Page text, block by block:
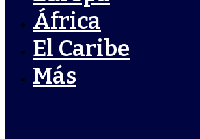
África
El Caribe
Más